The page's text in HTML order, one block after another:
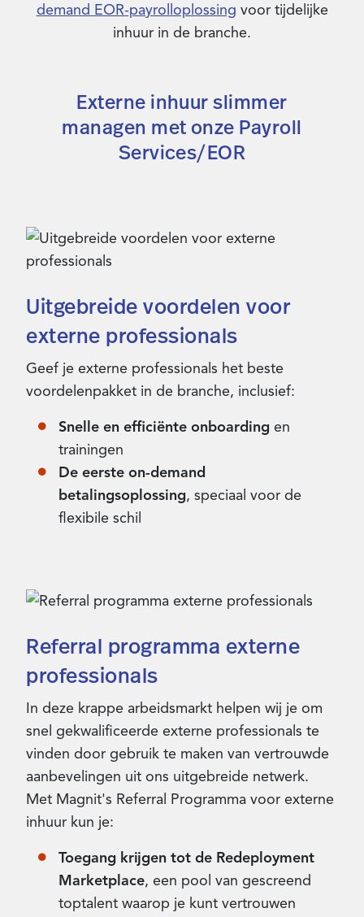
demand EOR-payrolloplossing voor tijdelijke
inhuur in de branche.
Externe inhuur slimmer
managen met onze Payroll
Services/EOR
Uitgebreide voordelen voor
externe professionals
Geef je externe professionals het beste
voordelenpakket in de branche, inclusief:
Snelle en efficiënte onboarding en
trainingen
De eerste on-demand
betalingsoplossing, speciaal voor de
flexibile schil
Referral programma externe
professionals
In deze krappe arbeidsmarkt helpen wij je om
snel gekwalificeerde externe professionals te
vinden door gebruik te maken van vertrouwde
aanbevelingen uit ons uitgebreide netwerk.
Met Magnit's Referral Programma voor externe
inhuur kun je:
Toegang krijgen tot de Redeployment
Marketplace, een pool van gescreend
toptalent waarop je kunt vertrouwen